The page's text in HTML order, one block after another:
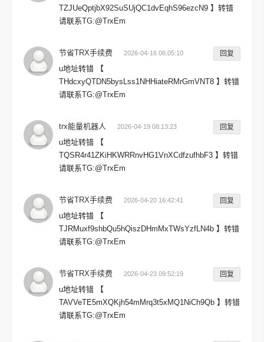
TZJUeQptjbX92SuSUjQC1dvEqhS96ezcN9 】转错
请联系TG:@TrxEm
节省TRX手续费 2026-04-16 06:05:10 回复
u地址转错 【
THdcxyQTDN5bysLss1NHHiateRMrGmVNT8 】转错
请联系TG:@TrxEm
trx能量机器人 2026-04-19 08:13:23 回复
u地址转错 【
TQSR4r41ZKiHKWRRnvHG1VnXCdfzufhbF3 】转错
请联系TG:@TrxEm
节省TRX手续费 2026-04-20 16:42:41 回复
u地址转错 【
TJRMuxf9shbQu5hQiszDHmMxTWsYzfLN4b 】转错
请联系TG:@TrxEm
节省TRX手续费 2026-04-23 09:52:19 回复
u地址转错 【
TAVVeTE5mXQKjh54mMrq3t5xMQ1NiCh9Qb 】转错
请联系TG:@TrxEm